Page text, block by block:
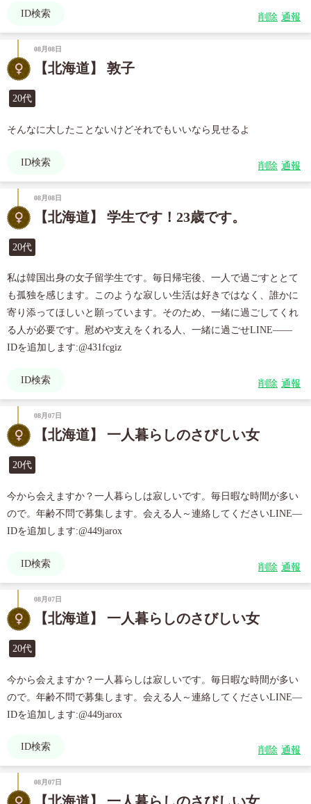
ID検索 削除 通報
08月08日
【北海道】 敦子
20代
そんなに大したことないけどそれでもいいなら見せるよ
ID検索 削除 通報
08月08日
【北海道】 学生です！23歳です。
20代
私は韓国出身の女子留学生です。毎日帰宅後、一人で過ごすととて
も孤独を感じます。このような寂しい生活は好きではなく、誰かに
寄り添ってほしいと願っています。そのため、一緒に過ごしてくれ
る人が必要です。慰めや支えをくれる人、一緒に過ごせLINE——
IDを追加します:@431fcgiz
ID検索 削除 通報
08月07日
【北海道】 一人暮らしのさびしい女
20代
今から会えますか？一人暮らしは寂しいです。毎日暇な時間が多い
ので。年齢不問で募集します。会える人～連絡してくださいLINE—
IDを追加します:@449jarox
ID検索 削除 通報
08月07日
【北海道】 一人暮らしのさびしい女
20代
今から会えますか？一人暮らしは寂しいです。毎日暇な時間が多い
ので。年齢不問で募集します。会える人～連絡してくださいLINE—
IDを追加します:@449jarox
ID検索 削除 通報
08月07日